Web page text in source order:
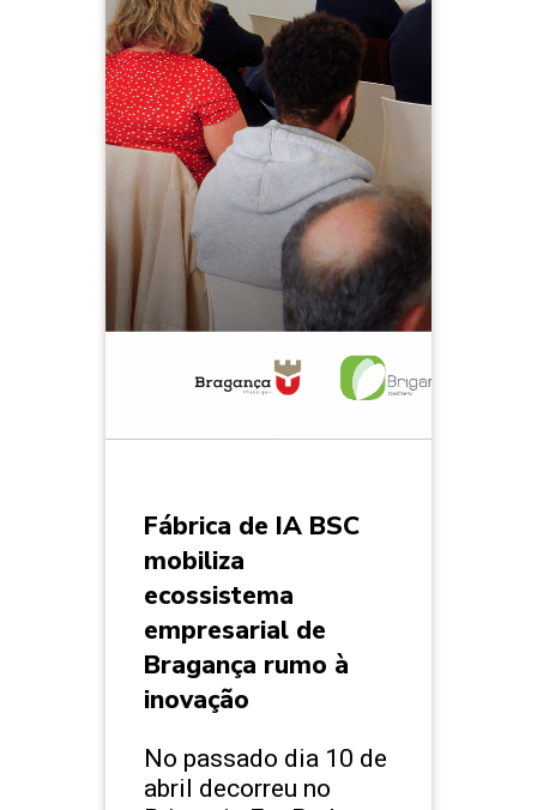
Fábrica de IA BSC
mobiliza
ecossistema
empresarial de
Bragança rumo à
inovação
No passado dia 10 de
abril decorreu no